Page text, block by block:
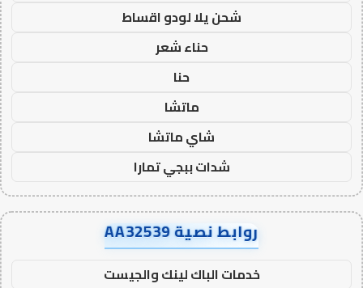
شحن يلا لودو اقساط
حناء شعر
حنا
ماتشا
شاي ماتشا
شدات ببجي تمارا
روابط نصية AA32539
خدمات الباك لينك والجيست